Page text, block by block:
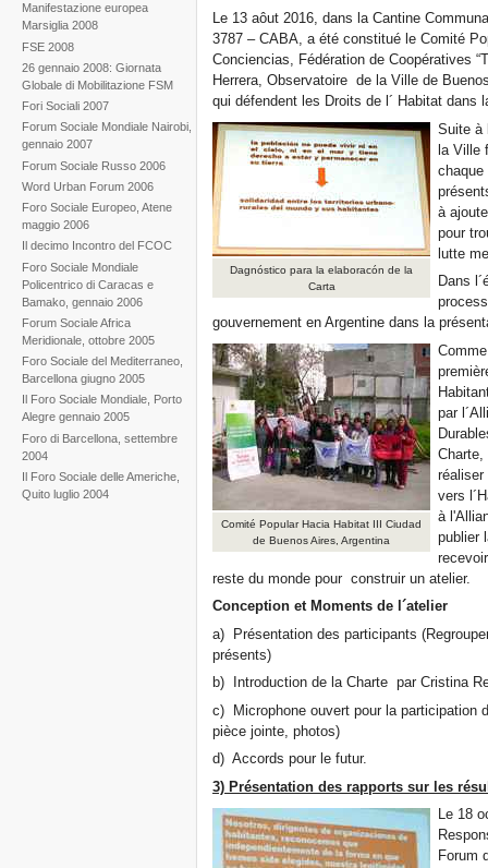
Manifestazione europea
Marsiglia 2008
FSE 2008
26 gennaio 2008: Giornata
Globale di Mobilitazione FSM
Fori Sociali 2007
Forum Sociale Mondiale Nairobi,
gennaio 2007
Forum Sociale Russo 2006
Word Urban Forum 2006
Foro Sociale Europeo, Atene
maggio 2006
Il decimo Incontro del FCOC
Foro Sociale Mondiale
Policentrico di Caracas e
Bamako, gennaio 2006
Forum Sociale Africa
Meridionale, ottobre 2005
Foro Sociale del Mediterraneo,
Barcellona giugno 2005
Il Foro Sociale Mondiale, Porto
Alegre gennaio 2005
Foro di Barcellona, settembre
2004
Il Foro Sociale delle Americhe,
Quito luglio 2004
Le 13 aôut 2016, dans la Cantine
3787 – CABA, a été constitué le Comité
Conciencias, Fédération de Coopératives
Herrera, Observatoire de la Ville de
qui défendent les Droits de l´ Habitat dans
Dagnóstico para la elaboracón de la
Carta
Suite à
la Ville
chaque
à
pour
lutte
Dans
gouvernement en Argentine dans la
Comité Popular Hacia Habitat III Ciudad
de Buenos Aires, Argentina
par
Charte,
vers
à
publier
reste du monde pour construir un atelier.
Conception et Moments de l´atelier
a) Présentation des participants
présents)
b) Introduction de la Charte par Cristina
c) Microphone ouvert pour la participation
pièce jointe, photos)
d) Accords pour le futur.
3) Présentation des rapports sur les
Le 18
Forum